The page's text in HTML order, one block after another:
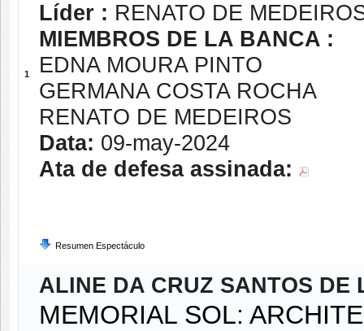
1
Líder : RENATO DE
MIEMBROS DE LA BANCA :
EDNA MOURA PINTO
GERMANA COSTA ROCHA
RENATO DE MEDEIROS
Data: 09-may-2024
Ata de defesa assinada:
Resumen Espectáculo
ALINE DA CRUZ SANTOS DE
MEMORIAL SOL: